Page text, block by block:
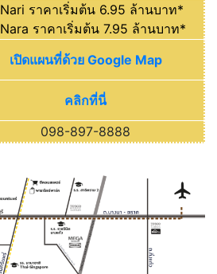
Nari ราคาเริ่มต้น 6.95 ล้านบาท*
Nara ราคาเริ่มต้น 7.95 ล้านบาท*
เปิดแผนที่ด้วย Google Map
คลิกที่นี่
098-897-8888